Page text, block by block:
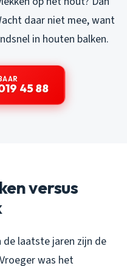
daar niet mee, want
in houten balken.
45 88
versus
de laatste jaren zijn de
was het